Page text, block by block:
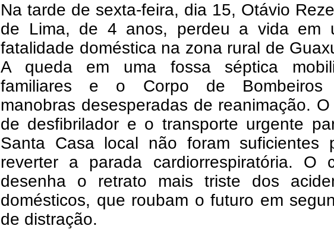
Na tarde de sexta-feira, dia 15, Otávio
de Lima, de 4 anos, perdeu a vida em
fatalidade doméstica na zona rural de
A queda em uma fossa séptica
familiares e o Corpo de Bombeiros
manobras desesperadas de reanimação.
de desfibrilador e o transporte urgente
Santa Casa local não foram suficientes
reverter a parada cardiorrespiratória. O
desenha o retrato mais triste dos
domésticos, que roubam o futuro em
de distração.